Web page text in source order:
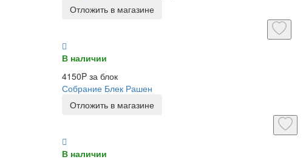
Отложить в магазине
В наличии
4150P за блок
Собрание Блек Рашен
Отложить в магазине
В наличии